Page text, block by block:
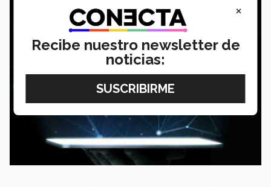
×
Recibe nuestro newsletter de
noticias: